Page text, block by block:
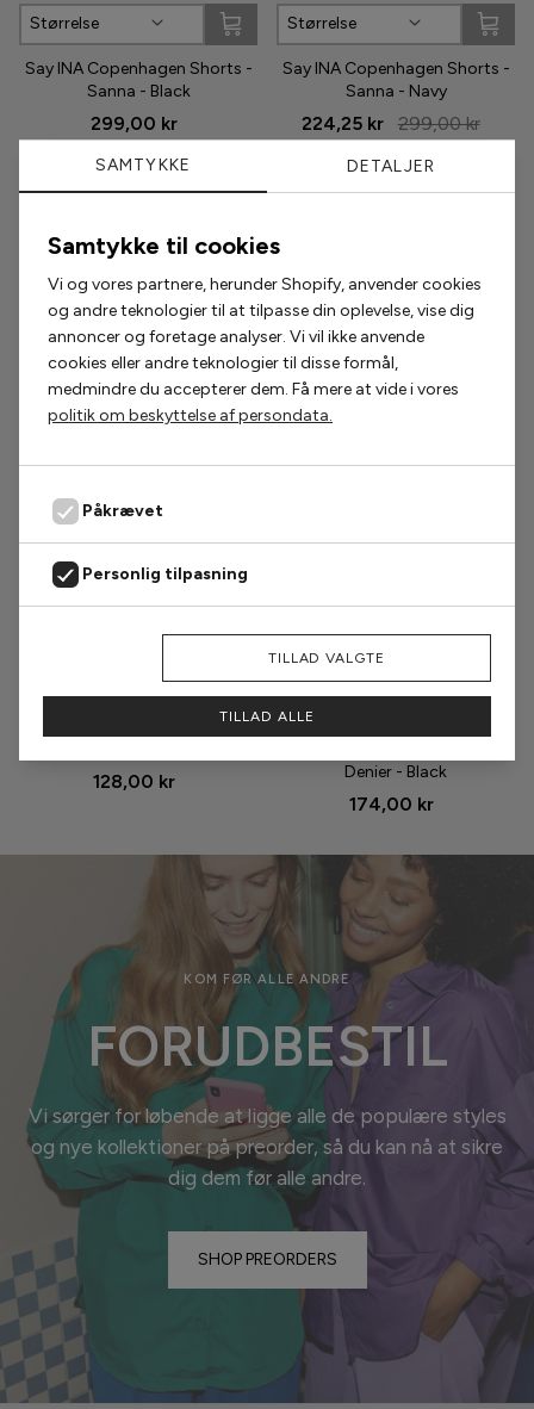
Sisters Point
Smykkeli Copenhagen
Tim & Simonsen
SAMTYKKE DETALJER
Samtykke til cookies
Vi og vores partnere, herunder Shopify, anvender cookies
og andre teknologier til at tilpasse din oplevelse, vise dig
annoncer og foretage analyser. Vi vil ikke anvende
cookies eller andre teknologier til disse formål,
medmindre du accepterer dem. Få mere at vide i vores
politik om beskyttelse af persondata.
Påkrævet
Personlig tilpasning
Markedsføring
Analyse
TILLAD VALGTE
TILLAD ALLE
Størrelse
Say INA Copenhagen Shorts -
Sanna - Black
299,00 kr
Størrelse
Say INA Copenhagen Shorts -
Sanna - Navy
224,25 kr 299,00 kr
Populære accessories
2 for 200,-
Oroblu Strømpebukser - Club
128,00 kr
2 for 300,-
Størrelse
Denier - Black
174,00 kr
KOM FØR ALLE ANDRE
FORUDBESTIL
Vi sørger for løbende at ligge alle de populære styles
og nye kollektioner på preorder, så du kan nå at sikre
dig dem før alle andre.
SHOP PREORDERS